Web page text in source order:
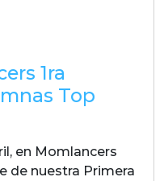
1ra
Top
en Momlancers
de nuestra Primera